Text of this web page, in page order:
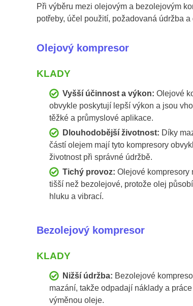
Při výběru mezi olejovým a bezolejovým
potřeby, účel použití, požadovaná údržba
Olejový kompresor
KLADY
Vyšší účinnost a výkon: Olejové
obvykle poskytují lepší výkon a jsou
těžké a průmyslové aplikace.
Dlouhodobější životnost: Díky
částí olejem mají tyto kompresory
životnost při správné údržbě.
Tichý provoz: Olejové kompresory
tišší než bezolejové, protože olej
hluku a vibrací.
Bezolejový kompresor
KLADY
Nižší údržba: Bezolejové
mazání, takže odpadají náklady a
výměnou oleje.